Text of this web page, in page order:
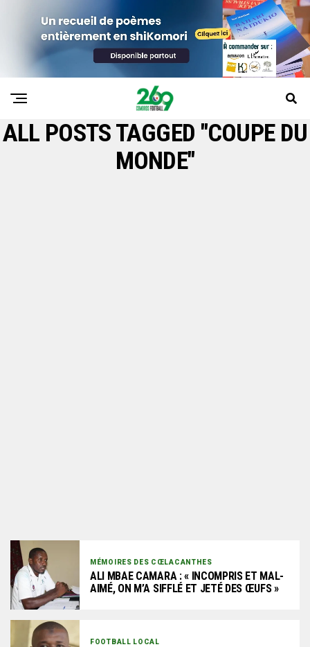
ALL POSTS TAGGED "COUPE DU
MONDE"
MÉMOIRES DES CŒLACANTHES
ALI MBAE CAMARA : « INCOMPRIS ET MAL-
AIMÉ, ON M’A SIFFLÉ ET JETÉ DES ŒUFS »
FOOTBALL LOCAL